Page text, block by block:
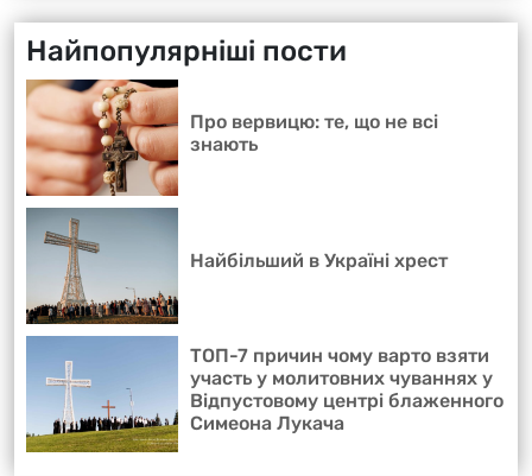
Найпопулярніші пости
Про вервицю: те, що не всі
знають
Найбільший в Україні хрест
ТОП-7 причин чому варто взяти
участь у молитовних чуваннях у
Відпустовому центрі блаженного
Симеона Лукача